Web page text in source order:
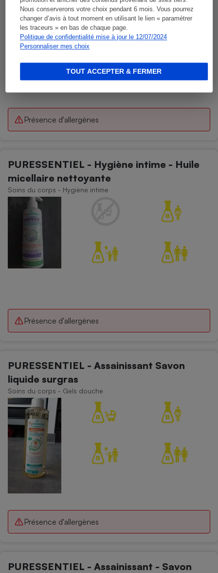
Nous conserverons votre choix pendant 6 mois. Vous pourrez
changer d’avis à tout moment en utilisant le lien « paramétrer
les traceurs » en bas de chaque page.
Politique de confidentialité mise à jour le 12/07/2024
Personnaliser mes choix
TOUT ACCEPTER & FERMER
Présence d'allergènes
PURESSENTIEL - Hygiène intime - Huile
micellaire nettoyante
Soins du corps - Hygiène intime
Présence d'allergènes
PURESSENTIEL - Assainissant Savon
liquide surgras
Soins du corps - Gels douche
Présence d'allergènes
PURESSENTIEL - Assainissant - Savon